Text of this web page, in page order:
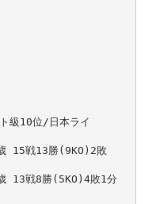
級10位/日本ライ
15戦13勝(9KO)2敗
13戦8勝(5KO)4敗1分